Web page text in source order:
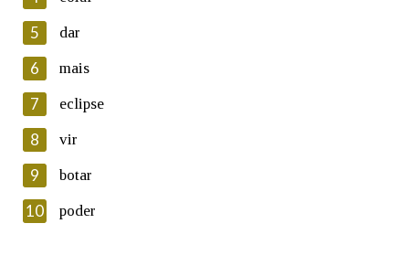
Lin e acepto as condicións da política de
Introduce o código que aparece na imaxe:
Texto de verificación
5 dar
6 mais
7 eclipse
8 vir
9 botar
10 poder